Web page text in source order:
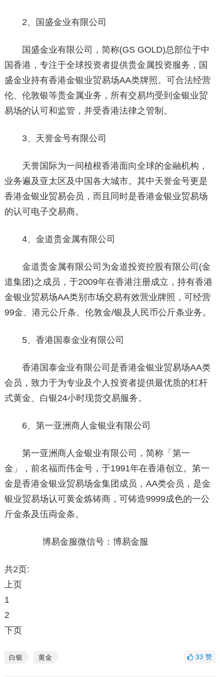
2、国盛金业有限公司
国盛金业有限公司，简称(GS GOLD)总部位于中
国香港，专注于全球投资者提供贵金属投资服务，国
盛金业持有香港金银业贸易场AA类牌照。可合法经营
伦、伦敦银等贵金属业务，所有交易均受到金银业贸
易场的认可和监管，并受香港法律之管制。
3、天誉金号有限公司
天誉国际为一间植根香港面向全球的金融机构，
业务遍及亚太区及中国各大城市。其中天誉金号更是
香港金银业贸易会员，而且同时是香港金银业贸易场
的认可电子交易商。
4、金道贵金属有限公司
金道贵金属有限公司为金道投资控股有限公司(金
道集团)之成员，于2009年在香港注册成立，持有香港
金银业贸易场AA类别市场交易有效营业牌照，可经营
99金、港元公斤条、伦敦金/银及人民币公斤条业务。
5、香港国泰金业有限公司
香港国泰金业有限公司是香港金银业贸易场AA类
会员，致力于为专业及个人投资者提供最优质的杠杆
式黄金、白银24小时现货交易服务。
6、第一亚洲商人金银业有限公司
第一亚洲商人金银业有限公司，简称「第一
金」，前名福而伟金号，于1991年在香港创立。第一
金是香港金银业贸易场金集团成员，AA类会员，是金
银业贸易场认可黄金炼铸商，可铸造9999成色的一公
斤金条及伍両金条。
博易金服微信号：博易金服
共2页:
上页
1
2
下页
白银 黄金 33赞